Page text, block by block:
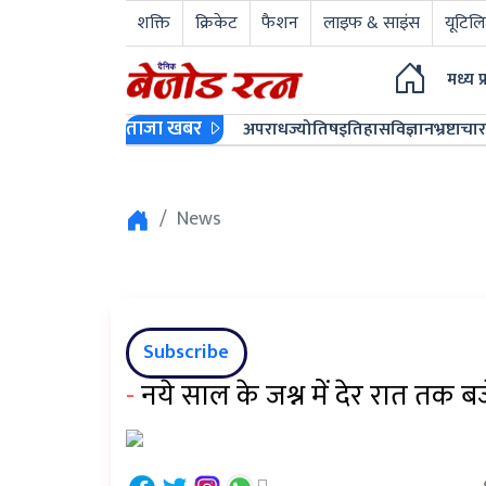
शक्ति क्रिकेट फैशन लाइफ & साइंस
मध्य
ताजा खबर अपराधज्योतिषइतिहासविज्ञानभ्रष्टाचार
News
Subscribe
-नये साल के जश्न में देर रात तक